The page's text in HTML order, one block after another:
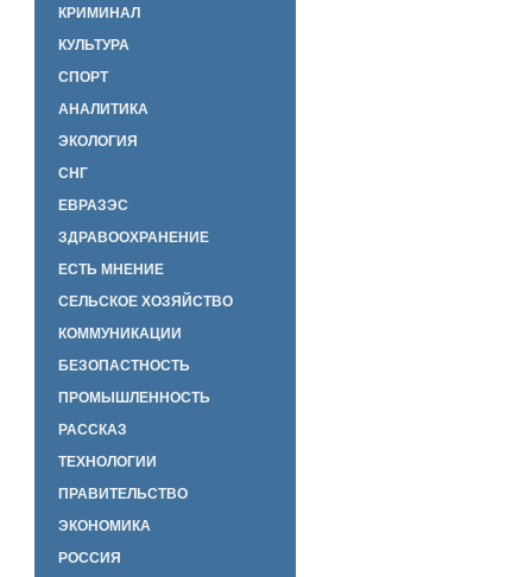
КРИМИНАЛ
КУЛЬТУРА
СПОРТ
АНАЛИТИКА
ЭКОЛОГИЯ
СНГ
ЕВРАЗЭС
ЗДРАВООХРАНЕНИЕ
ЕСТЬ МНЕНИЕ
СЕЛЬСКОЕ ХОЗЯЙСТВО
КОММУНИКАЦИИ
БЕЗОПАСТНОСТЬ
ПРОМЫШЛЕННОСТЬ
РАССКАЗ
ТЕХНОЛОГИИ
ПРАВИТЕЛЬСТВО
ЭКОНОМИКА
РОССИЯ